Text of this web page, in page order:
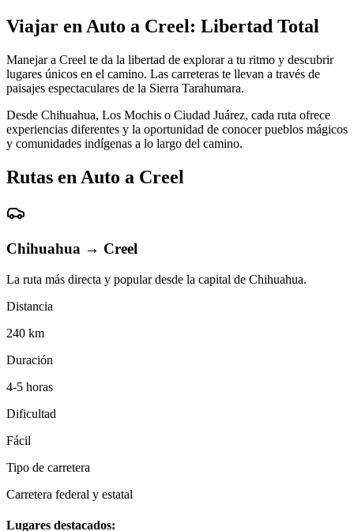
Viajar en Auto a Creel: Libertad Total
Manejar a Creel te da la libertad de explorar a tu ritmo y descubrir
lugares únicos en el camino. Las carreteras te llevan a través de
paisajes espectaculares de la Sierra Tarahumara.
Desde Chihuahua, Los Mochis o Ciudad Juárez, cada ruta ofrece
experiencias diferentes y la oportunidad de conocer pueblos mágicos
y comunidades indígenas a lo largo del camino.
Rutas en Auto a Creel
Chihuahua → Creel
La ruta más directa y popular desde la capital de Chihuahua.
Distancia
240 km
Duración
4-5 horas
Dificultad
Fácil
Tipo de carretera
Carretera federal y estatal
Lugares destacados: